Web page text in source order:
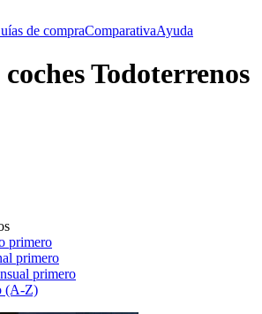
de compraComparativaAyuda
Todoterrenos
primero
primero
primero
(A-Z)